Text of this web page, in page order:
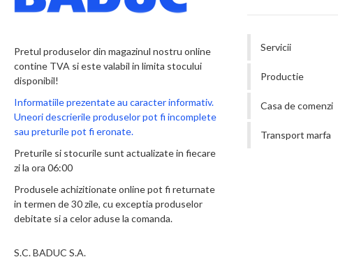
Pretul produselor din magazinul nostru online
contine TVA si este valabil in limita stocului
disponibil!
Informatiile prezentate au caracter informativ.
Uneori descrierile produselor pot fi incomplete
sau preturile pot fi eronate.
Preturile si stocurile sunt actualizate in fiecare
zi la ora 06:00
Produsele achizitionate online pot fi returnate
in termen de 30 zile, cu exceptia produselor
debitate si a celor aduse la comanda.
S.C. BADUC S.A.
Servicii
Productie
Casa de comenzi
Transport marfa